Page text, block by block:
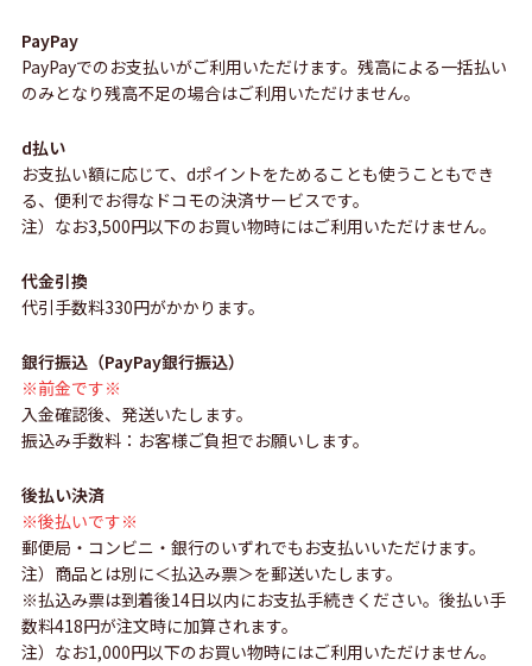
PayPay
PayPayでのお支払いがご利用いただけます。残高による一括払い
のみとなり残高不足の場合はご利用いただけません。
d払い
お支払い額に応じて、dポイントをためることも使うこともでき
る、便利でお得なドコモの決済サービスです。
注）なお3,500円以下のお買い物時にはご利用いただけません。
代金引換
代引手数料330円がかかります。
銀行振込（PayPay銀行振込）
※前金です※
入金確認後、発送いたします。
振込み手数料：お客様ご負担でお願いします。
後払い決済
※後払いです※
郵便局・コンビニ・銀行のいずれでもお支払いいただけます。
注）商品とは別に＜払込み票＞を郵送いたします。
※払込み票は到着後14日以内にお支払手続きください。後払い手
数料418円が注文時に加算されます。
注）なお1,000円以下のお買い物時にはご利用いただけません。